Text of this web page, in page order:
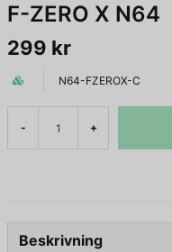
F-ZERO X N64
299 kr
N64-FZEROX-C
- +
Beskrivning